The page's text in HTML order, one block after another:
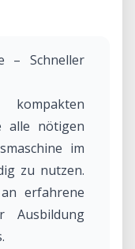
– Schneller
alle nötigen
im
zu nutzen.
erfahrene
Ausbildung